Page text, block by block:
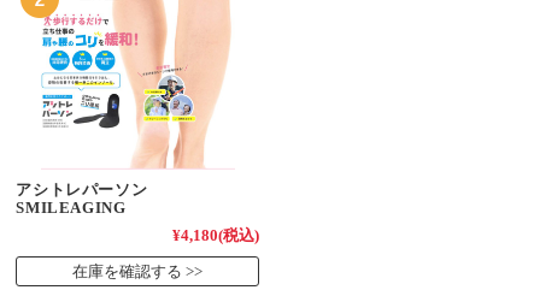
アシトレパーソン
SMILEAGING
¥4,180(税込)
在庫を確認する